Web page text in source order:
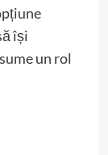
își
un rol